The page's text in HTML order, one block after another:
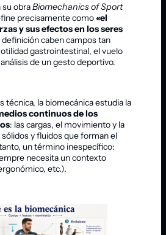
obraBiomechanics of Sport
precisamente como«el
y sus efectos en los seres
definición caben campos tan
gastrointestinal, el vuelo
de un gesto deportivo.
técnica, la biomecánica estudia la
continuos de los
: las cargas, el movimiento y la
y fluidos que forman el
un término inespecífico:
necesita un contexto
etc.).